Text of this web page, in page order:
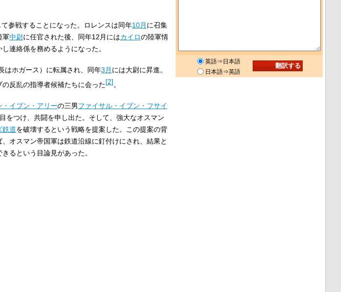
参戦することになった。ロレンスは同年10月 に召集
軍中尉に任官された後、同年12月にはカイロの陸軍情
連絡係を務めるようになった。
はホガース）に転属され、同年3月 には大尉に昇進。
反乱の指導者候補たちに会った[2]。
・イブン・アリーの三男ファイサル・イブン・フサイ
をつけ、共闘を申し出た。そして、強大なオスマン
鉄道を破壊するという戦略を提案した。この提案の背
オスマン帝国軍は鉄道沿線に釘付けにされ、結果と
るという目論見があった。
英語⇒日本語
日本語⇒英語